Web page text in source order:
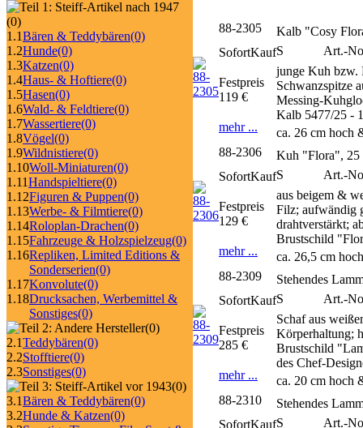
(0)
1.1Bären & Teddybären(0)
1.2Hunde(0)
1.3Katzen(0)
1.4Haus- & Hoftiere(0)
1.5Hasen(0)
1.6Wald- & Feldtiere(0)
1.7Wassertiere(0)
1.8Vögel(0)
1.9Wildnistiere(0)
1.10Woll-Miniaturen(0)
1.11Handspieltiere(0)
1.12Figuren & Puppen(0)
1.13Werbe- & Filmtiere(0)
1.14Roloplan-Drachen(0)
1.15Fahrzeuge & Holzspielzeug(0)
1.16Repliken, Limited Editions &
Sonderserien(0)
1.17Konvolute(0)
1.18Drucksachen, Werbemittel &
Sonstiges(0)
(0)
2.1Teddybären(0)
2.2Stofftiere(0)
2.3Sonstiges(0)
(0)
3.1Bären & Teddybären(0)
3.2Hunde & Katzen(0)
88-2305
Kalb "Cosy
S
Art.-
junge Kuh bzw.
Schwanzspitze
Messing-
Kalb 5477/25 -
ca. 26 cm hoch
SofortKauf
Festpreis
119 €
mehr ...
88-2306
Kuh "Flora", 25
S
Art.-
aus beigem &
Filz; aufwändig
drahtverstärkt;
Brustschild
ca. 26,5 cm
SofortKauf
Festpreis
129 €
mehr ...
88-2309
Stehendes
S
Art.-
Schaf aus
Körperhaltung;
Brustschild
des Chef-
ca. 20 cm hoch
SofortKauf
Festpreis
285 €
mehr ...
88-2310
Stehendes
S
Art.-
SofortKauf